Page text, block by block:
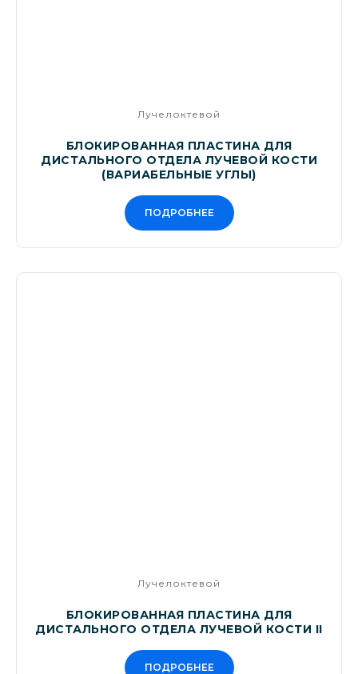
Лучелоктевой
БЛОКИРОВАННАЯ ПЛАСТИНА ДЛЯ
ДИСТАЛЬНОГО ОТДЕЛА ЛУЧЕВОЙ КОСТИ
(ВАРИАБЕЛЬНЫЕ УГЛЫ)
ПОДРОБНЕЕ
Лучелоктевой
БЛОКИРОВАННАЯ ПЛАСТИНА ДЛЯ
ДИСТАЛЬНОГО ОТДЕЛА ЛУЧЕВОЙ КОСТИ II
ПОДРОБНЕЕ